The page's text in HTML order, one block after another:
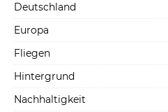
Deutschland
Europa
Fliegen
Hintergrund
Nachhaltigkeit